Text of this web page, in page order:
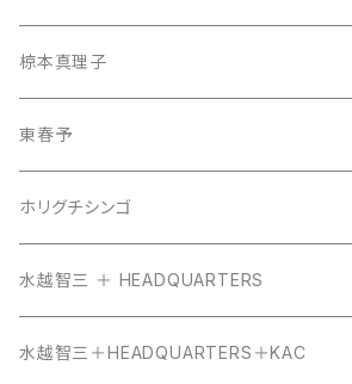
椋本真理子
東春予
ホリグチシンゴ
水越智三 ＋ HEADQUARTERS
水越智三＋HEADQUARTERS＋KAC